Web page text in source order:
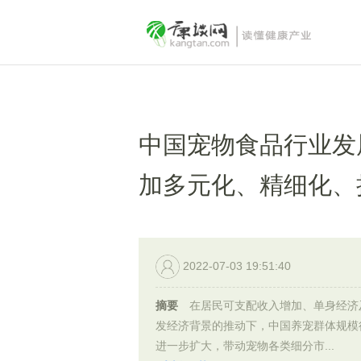
中国宠物食品行业
加多元化、精细化
2022-07-03 19:51:40
摘要
在居民可支配收入增加、单身经济
发经济背景的推动下，中国养宠群体规模
进一步扩大，带动宠物各类细分市...